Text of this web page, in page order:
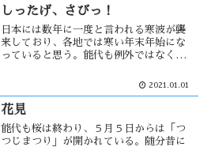
ったが、そのほろけ騒動には余波が・・
しったげ、さびっ！
日本には数年に一度と言われる寒波が襲
来しており、各地では寒い年末年始にな
っていると思う。能代も例外ではなく、
える。田んぼの方に目をやると、真っ白
の吹き溜まりが砂丘の様に・・
2021.01.01
花見
能代も桜は終わり、５月５日からは「つ
つじまつり」が開かれている。随分昔に